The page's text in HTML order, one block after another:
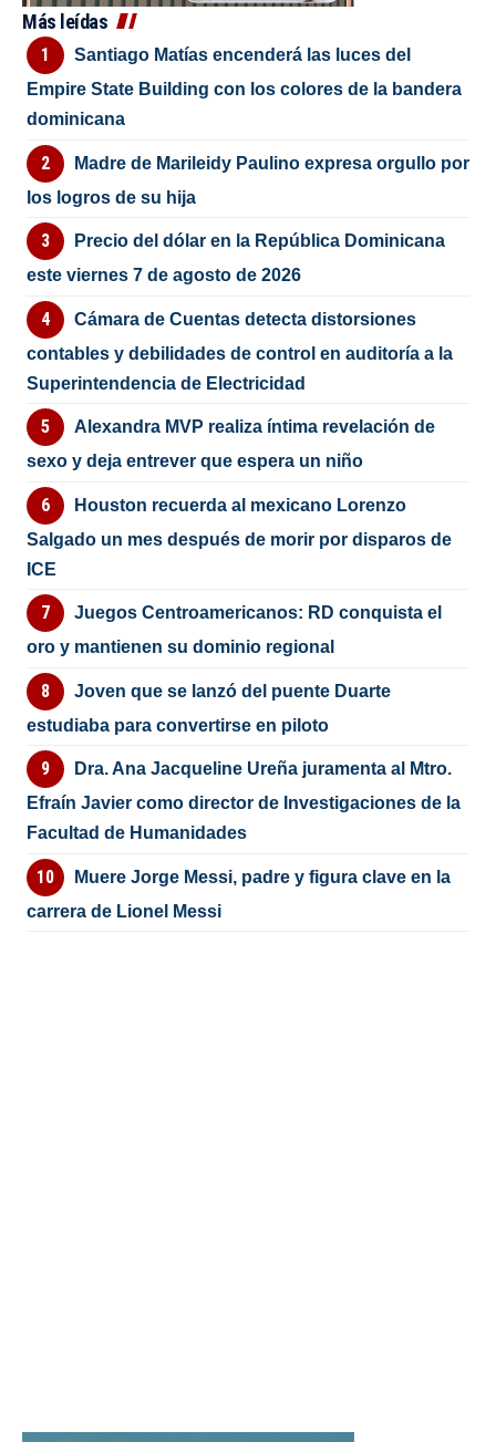
Más leídas
Santiago Matías encenderá las luces del
Empire State Building con los colores de la bandera
dominicana
Madre de Marileidy Paulino expresa orgullo por
los logros de su hija
Precio del dólar en la República Dominicana
este viernes 7 de agosto de 2026
Cámara de Cuentas detecta distorsiones
contables y debilidades de control en auditoría a la
Superintendencia de Electricidad
Alexandra MVP realiza íntima revelación de
sexo y deja entrever que espera un niño
Houston recuerda al mexicano Lorenzo
Salgado un mes después de morir por disparos de
ICE
Juegos Centroamericanos: RD conquista el
oro y mantienen su dominio regional
Joven que se lanzó del puente Duarte
estudiaba para convertirse en piloto
Dra. Ana Jacqueline Ureña juramenta al Mtro.
Efraín Javier como director de Investigaciones de la
Facultad de Humanidades
Muere Jorge Messi, padre y figura clave en la
carrera de Lionel Messi